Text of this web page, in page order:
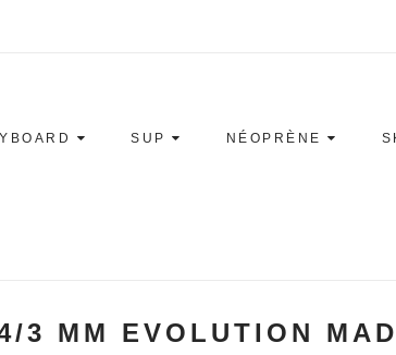
SUP NÉOPRÈNE
3 MM EVOLUTION